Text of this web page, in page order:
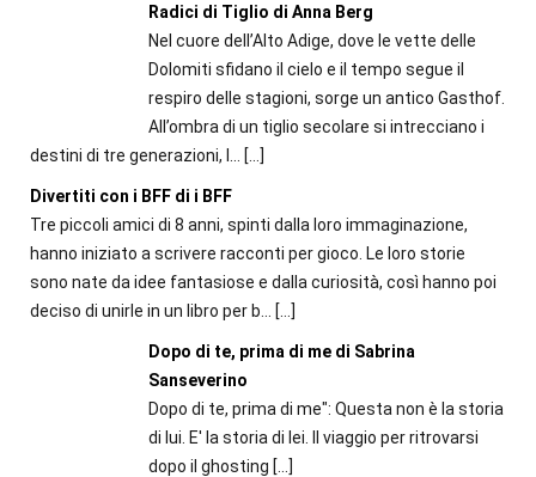
Radici di Tiglio di Anna Berg
Nel cuore dell’Alto Adige, dove le vette delle
Dolomiti sfidano il cielo e il tempo segue il
respiro delle stagioni, sorge un antico Gasthof.
All’ombra di un tiglio secolare si intrecciano i
destini di tre generazioni, l...
[…]
Divertiti con i BFF di i BFF
Tre piccoli amici di 8 anni, spinti dalla loro immaginazione,
hanno iniziato a scrivere racconti per gioco. Le loro storie
sono nate da idee fantasiose e dalla curiosità, così hanno poi
deciso di unirle in un libro per b...
[…]
Dopo di te, prima di me di Sabrina
Sanseverino
Dopo di te, prima di me": Questa non è la storia
di lui. E' la storia di lei. Il viaggio per ritrovarsi
dopo il ghosting […]